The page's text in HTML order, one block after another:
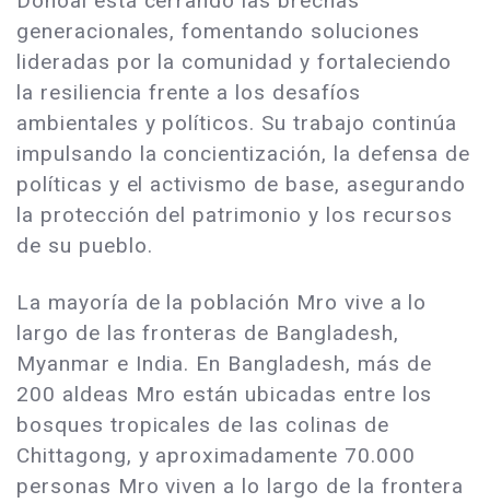
generacionales, fomentando soluciones
lideradas por la comunidad y fortaleciendo
la resiliencia frente a los desafíos
ambientales y políticos. Su trabajo continúa
impulsando la concientización, la defensa de
políticas y el activismo de base, asegurando
la protección del patrimonio y los recursos
de su pueblo.
La mayoría de la población Mro vive a lo
largo de las fronteras de Bangladesh,
Myanmar e India. En Bangladesh, más de
200 aldeas Mro están ubicadas entre los
bosques tropicales de las colinas de
Chittagong, y aproximadamente 70.000
personas Mro viven a lo largo de la frontera